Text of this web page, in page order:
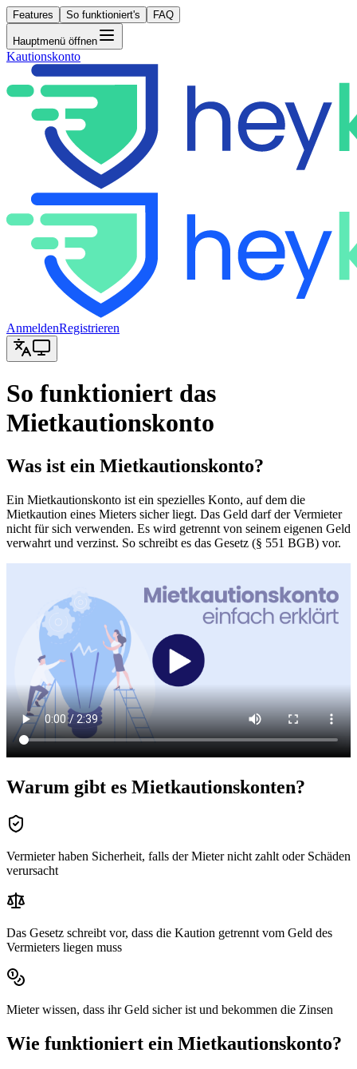
Features So funktioniert's FAQ
Hauptmenü öffnen
Kautionskonto
AnmeldenRegistrieren
So funktioniert das
Mietkautionskonto
Was ist ein Mietkautionskonto?
Ein Mietkautionskonto ist ein spezielles Konto, auf dem die
Mietkaution eines Mieters sicher liegt. Das Geld darf der Vermieter
nicht für sich verwenden. Es wird getrennt von seinem eigenen Geld
verwahrt und verzinst. So schreibt es das Gesetz (§ 551 BGB) vor.
Warum gibt es Mietkautionskonten?
Vermieter haben Sicherheit, falls der Mieter nicht zahlt oder Schäden
verursacht
Das Gesetz schreibt vor, dass die Kaution getrennt vom Geld des
Vermieters liegen muss
Mieter wissen, dass ihr Geld sicher ist und bekommen die Zinsen
Wie funktioniert ein Mietkautionskonto?